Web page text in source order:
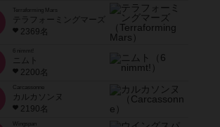
Terraforming Mars
テラフォーミングマーズ
2369名
ニムト
2200名
Carcassonne
カルカソンヌ
2190名
Wingspan